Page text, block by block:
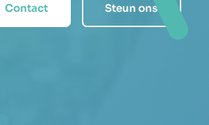
Contact Steun ons